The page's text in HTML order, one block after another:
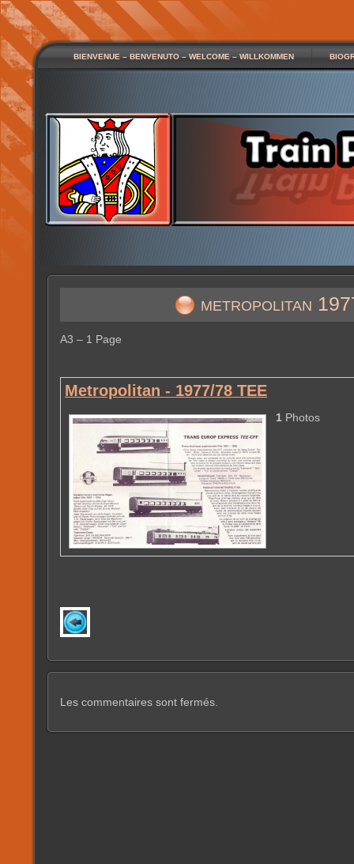
BIENVENUE – BENVENUTO – WELCOME – WILLKOMMEN
metropolitan
A3 – 1 Page
Metropolitan - 1977/78 TEE
1 Photos
Les commentaires sont fermés.